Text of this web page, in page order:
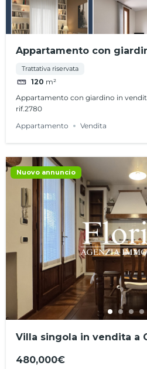
Appartamento con
Camposampiero – rif.2780
Trattativa riservata
120 m²
Appartamento con giardino in
rif.2780
Appartamento
Vendita
Nuovo annuncio
Villa singola in vendita a
480,000€